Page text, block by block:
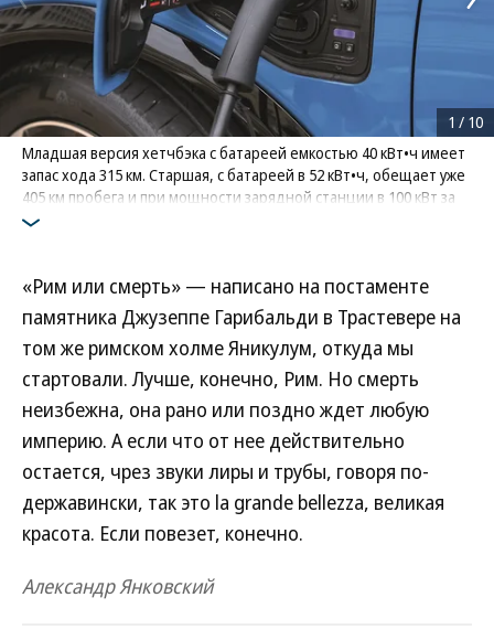
Младшая версия хетчбэка с батареей емкостью 40 кВт•ч имеет
запас хода 315 км. Старшая, с батареей в 52 кВт•ч, обещает уже
405 км пробега и при мощности зарядной станции в 100 кВт за
полчаса увеличивает заряд батареи с 15 до 80 процентов
1 / 10
«Рим или смерть» — написано на постаменте
памятника Джузеппе Гарибальди в Трастевере на
том же римском холме Яникулум, откуда мы
стартовали. Лучше, конечно, Рим. Но смерть
неизбежна, она рано или поздно ждет любую
империю. А если что от нее действительно
остается, чрез звуки лиры и трубы, говоря по-
державински, так это la grande bellezza, великая
красота. Если повезет, конечно.
Александр Янковский